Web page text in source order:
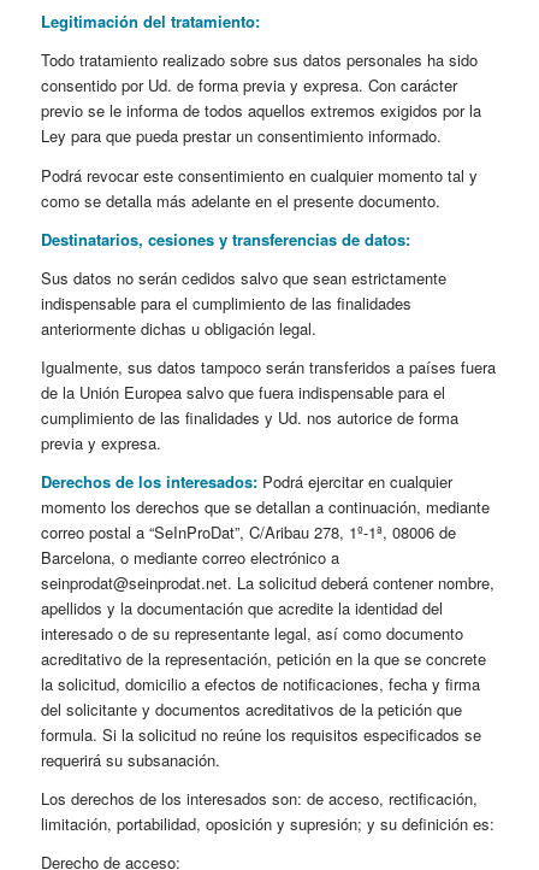
Legitimación del tratamiento:
Todo tratamiento realizado sobre sus datos personales ha sido
consentido por Ud. de forma previa y expresa. Con carácter
previo se le informa de todos aquellos extremos exigidos por la
Ley para que pueda prestar un consentimiento informado.
Podrá revocar este consentimiento en cualquier momento tal y
como se detalla más adelante en el presente documento.
Destinatarios, cesiones y transferencias de datos:
Sus datos no serán cedidos salvo que sean estrictamente
indispensable para el cumplimiento de las finalidades
anteriormente dichas u obligación legal.
Igualmente, sus datos tampoco serán transferidos a países fuera
de la Unión Europea salvo que fuera indispensable para el
cumplimiento de las finalidades y Ud. nos autorice de forma
previa y expresa.
Derechos de los interesados: Podrá ejercitar en cualquier
momento los derechos que se detallan a continuación, mediante
correo postal a “SeInProDat”, C/Aribau 278, 1º-1ª, 08006 de
Barcelona, o mediante correo electrónico a
seinprodat@seinprodat.net. La solicitud deberá contener nombre,
apellidos y la documentación que acredite la identidad del
interesado o de su representante legal, así como documento
acreditativo de la representación, petición en la que se concrete
la solicitud, domicilio a efectos de notificaciones, fecha y firma
del solicitante y documentos acreditativos de la petición que
formula. Si la solicitud no reúne los requisitos especificados se
requerirá su subsanación.
Los derechos de los interesados son: de acceso, rectificación,
limitación, portabilidad, oposición y supresión; y su definición es:
Derecho de acceso: